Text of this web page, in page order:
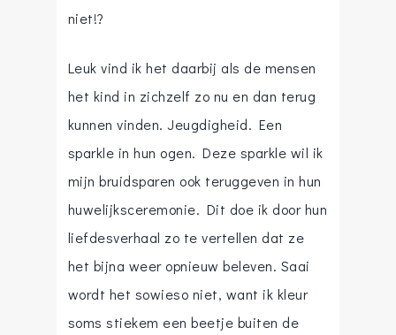
niet!?
Leuk vind ik het daarbij als de mensen
het kind in zichzelf zo nu en dan terug
kunnen vinden. Jeugdigheid. Een
sparkle in hun ogen. Deze sparkle wil ik
mijn bruidsparen ook teruggeven in hun
huwelijksceremonie. Dit doe ik door hun
liefdesverhaal zo te vertellen dat ze
het bijna weer opnieuw beleven. Saai
wordt het sowieso niet, want ik kleur
soms stiekem een beetje buiten de